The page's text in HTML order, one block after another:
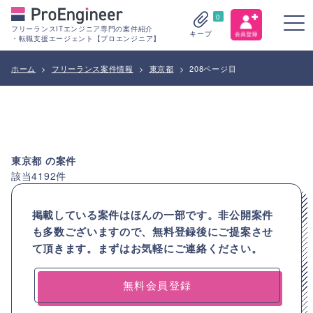
フリーランスITエンジニア専門の案件紹介
・転職支援エージェント【プロエンジニア】
0
キープ
ホーム > フリーランス案件情報 > 東京都 > 208ページ目
東京都 の案件
該当4192件
掲載している案件はほんの一部です。非公開案件
も多数ございますので、無料登録後にご提案させ
て頂きます。まずはお気軽にご連絡ください。
無料会員登録